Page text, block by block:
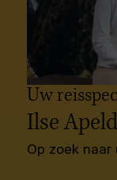
Uw
Ilse
Op zoek naar